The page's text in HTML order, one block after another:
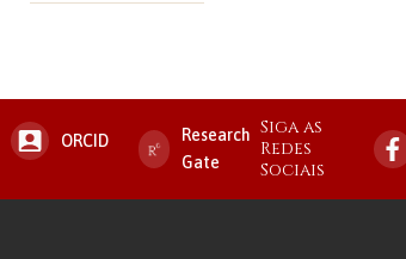
ORCID
Research
Gate
Siga as
Redes
Sociais